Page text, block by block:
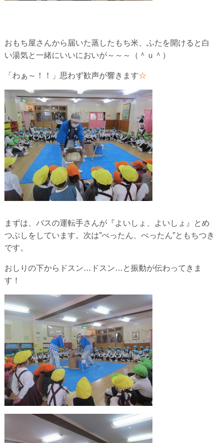
おもち屋さんから届いた蒸したもち米、ふたを開けると白
い湯気と一緒にいいにおいが～～～（＾ｕ＾）
「わぁ～！！」思わず歓声が響きます☆
まずは、バスの運転手さんが『よいしょ、よいしょ』とめ
つぶしをしています。次は”ぺったん、ぺったん”ともちつき
です。
おしりの下からドスン…ドスン…と振動が伝わってきま
す！